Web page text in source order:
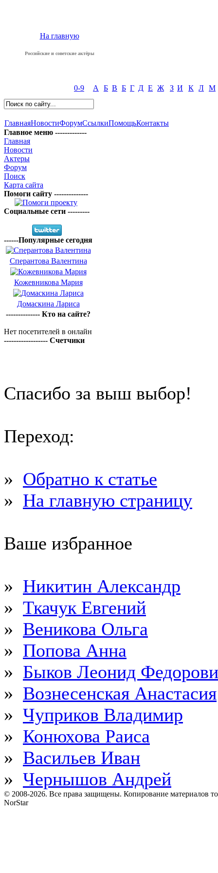
На главную
Российские и советские актёры
0-9 А Б В Б Г Д Е Ж З И К Л М
ГлавнаяНовостиФорумСсылкиПомощьКонтакты
Главное меню -------------
Главная
Новости
Актеры
Форум
Поиск
Карта сайта
Помоги сайту --------------
Социальные сети ---------
------Популярные сегодня
Сперантова Валентина
Кожевникова Мария
Домаскина Лариса
-------------- Кто на сайте?
Нет посетителей в онлайн
------------------ Счетчики
Спасибо за выш выбор!
Переход:
» Обратно к статье
» На главную страницу
Ваше избранное
» Никитин Александр
» Ткачук Евгений
» Веникова Ольга
» Попова Анна
» Быков Леонид
» Вознесенская Анастасия
» Чуприков Владимир
» Конюхова Раиса
» Васильев Иван
» Чернышов Андрей
© 2008-2026. Все права защищены. Копирование материалов
NorStar